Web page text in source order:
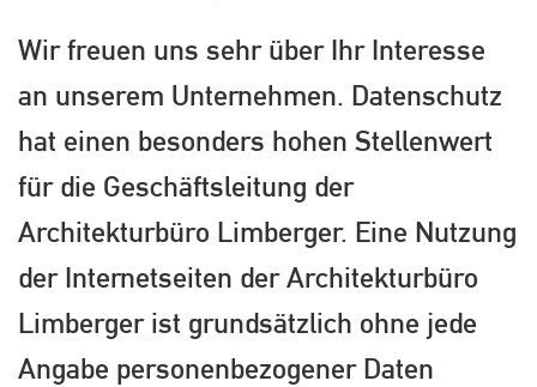
Wir freuen uns sehr über Ihr Interesse
an unserem Unternehmen. Datenschutz
hat einen besonders hohen Stellenwert
für die Geschäftsleitung der
Architekturbüro Limberger. Eine Nutzung
der Internetseiten der Architekturbüro
Limberger ist grundsätzlich ohne jede
Angabe personenbezogener Daten